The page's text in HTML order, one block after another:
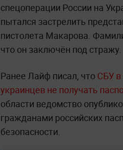
спецоперации России на
пытался застрелить
пистолета Макарова.
что он заключён под стражу.
Ранее Лайф писал, что СБУ в
украинцев не получать
области ведомство
гражданами российских
безопасности.